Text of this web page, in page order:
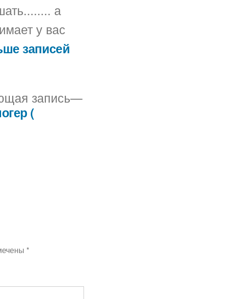
а
у вас
записей
запись
Следующая
(
*